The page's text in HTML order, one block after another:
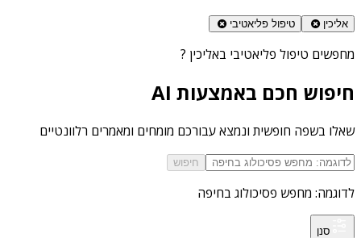
אליכין טיפול פליאטיבי
מחפשים טיפול פליאטיבי באליכין ?
חיפוש חכם באמצעות AI
שאלו בשפה חופשית ונמצא עבורכם מומחים ומאמרים רלוונטיים
חיפוש
לדוגמה: מחפש פסיכולוג בחיפה
סנן